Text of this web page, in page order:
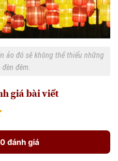
ảo đó sẽ không thể thiếu những
đèn đêm.
giá bài viết
đánh giá